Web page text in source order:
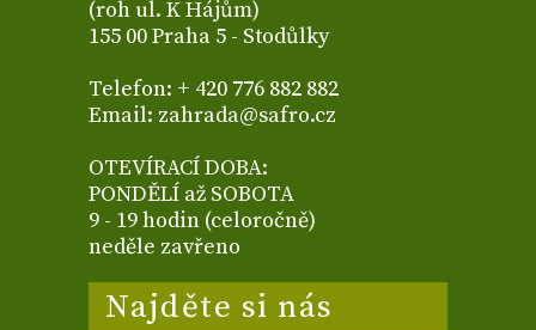
(roh ul. K Hájům)
155 00 Praha 5 - Stodůlky
Telefon: + 420 776 882 882
Email: zahrada@safro.cz
OTEVÍRACÍ DOBA:
PONDĚLÍ až SOBOTA
9 - 19 hodin (celoročně)
neděle zavřeno
Najděte si nás